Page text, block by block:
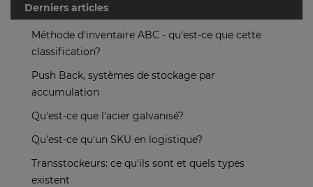
Derniers articles
Méthode d'inventaire ABC - qu'est-ce que cette
classification?
Push Back, systèmes de stockage par
accumulation
Qu'est-ce que l'acier galvanisé?
Qu'est-ce qu'un SKU en logistique?
Transstockeurs: ce qu'ils sont et quels types
existent